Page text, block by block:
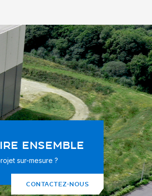
ENSEMBLE
sur-mesure ?
CONTACTEZ-NOUS